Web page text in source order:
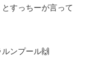
すっちーが言って
ンプール🙌